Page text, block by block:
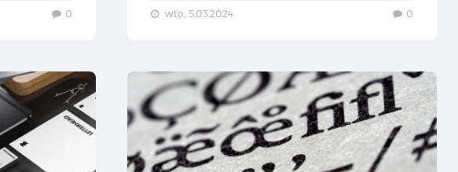
0 wto., 5.03.2024 0
Darmowe mockupy do prezentacji identyfikacji wizualnej — Darmowe materiały #65